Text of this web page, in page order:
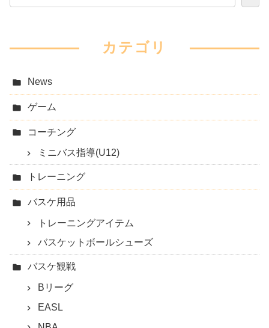
カテゴリ
News
ゲーム
コーチング
ミニバス指導(U12)
トレーニング
バスケ用品
トレーニングアイテム
バスケットボールシューズ
バスケ観戦
Bリーグ
EASL